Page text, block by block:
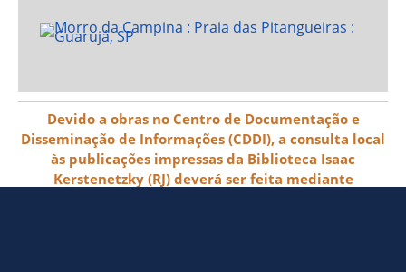
Devido a obras no Centro de Documentação e
Disseminação de Informações (CDDI), a consulta local
às publicações impressas da Biblioteca Isaac
Kerstenetzky (RJ) deverá ser feita mediante